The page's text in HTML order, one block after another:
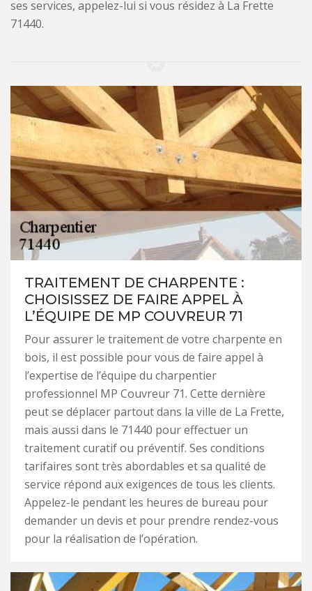
ses services, appelez-lui si vous résidez à La Frette
71440.
TRAITEMENT DE CHARPENTE :
CHOISISSEZ DE FAIRE APPEL À
L’ÉQUIPE DE MP COUVREUR 71
Pour assurer le traitement de votre charpente en
bois, il est possible pour vous de faire appel à
l’expertise de l’équipe du charpentier
professionnel MP Couvreur 71. Cette dernière
peut se déplacer partout dans la ville de La Frette,
mais aussi dans le 71440 pour effectuer un
traitement curatif ou préventif. Ses conditions
tarifaires sont très abordables et sa qualité de
service répond aux exigences de tous les clients.
Appelez-le pendant les heures de bureau pour
demander un devis et pour prendre rendez-vous
pour la réalisation de l’opération.